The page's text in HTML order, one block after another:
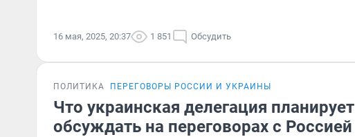
16 мая, 2025, 20:37 1 851 Обсудить
ПОЛИТИКА ПЕРЕГОВОРЫ РОССИИ И УКРАИНЫ
Что украинская делегация планирует
обсуждать на переговорах с Россией